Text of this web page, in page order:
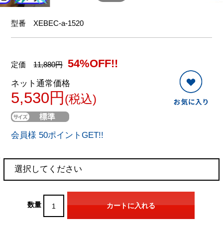
型番XEBEC-a-1520
定価11,880円 54%OFF!!
ネット通常価格
5,530円 (税込)
会員様 50ポイントGET!!
数量